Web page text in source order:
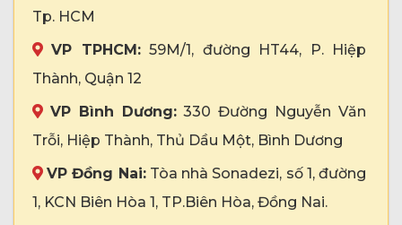
Tp. HCM
VP TPHCM:59M/1, đường HT44, P. Hiệp
Thành, Quận 12
VP Bình Dương:330 Đường Nguyễn Văn
Trỗi, Hiệp Thành, Thủ Dầu Một, Bình Dương
VP Đồng Nai:Tòa nhà Sonadezi, số 1, đường
1, KCN Biên Hòa 1, TP.Biên Hòa, Đồng Nai.